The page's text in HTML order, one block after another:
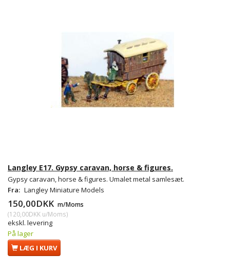
Langley E17. Gypsy caravan, horse & figures.
Gypsy caravan, horse & figures. Umalet metal samlesæt.
Fra: Langley Miniature Models
150,00DKK m/Moms
(120,00DKK u/Moms)
ekskl. levering
På lager
LÆG I KURV